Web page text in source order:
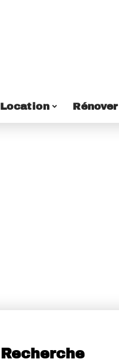
Location Rénover
Recherche